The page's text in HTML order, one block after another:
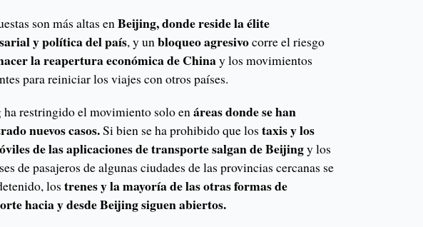
son más altas enBeijing, donde reside la élite
y política del país, y unbloqueo agresivocorre el riesgo
la reapertura económica de Chinay los movimientos
para reiniciar los viajes con otros países.
restringido el movimiento solo enáreas donde se han
nuevos casos.Si bien se ha prohibido que lostaxis y los
de las aplicaciones de transporte salgan de Beijingy los
de pasajeros de algunas ciudades de las provincias cercanas se
los trenes y la mayoría de las otras formas de
hacia y desde Beijing siguen abiertos.